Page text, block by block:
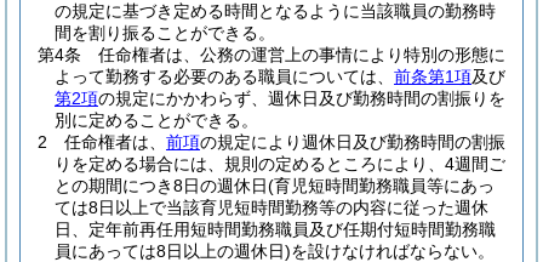
の規定に基づき定める時間となるように当該職員の勤務時
間を割り振ることができる。
第4条
任命権者は、公務の運営上の事情により特別の形態に
よって勤務する必要のある職員については、 前条第1項及び
第2項の規定にかかわらず、週休日及び勤務時間の割振りを
別に定めることができる。
2
任命権者は、 前項の規定により週休日及び勤務時間の割振
りを定める場合には、規則の定めるところにより、4週間ご
との期間につき8日の週休日(育児短時間勤務職員等にあっ
ては8日以上で当該育児短時間勤務等の内容に従った週休
日、定年前再任用短時間勤務職員及び任期付短時間勤務職
員にあっては8日以上の週休日)を設けなければならない。